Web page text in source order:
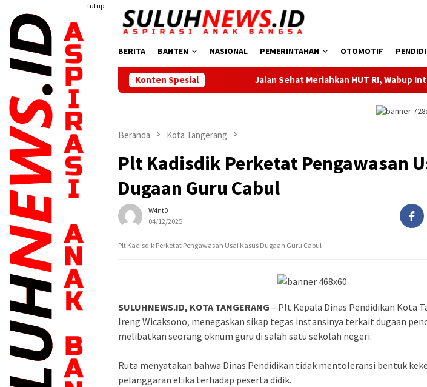
konten
tutup
BERITA BANTEN NASIONAL PEMERINTAHAN OTOMOTIF
Konten SpesialJalan Sehat Meriahkan HUT RI, Wabup Intan Ingatkan
Beranda Kota Tangerang
Plt Kadisdik Perketat Pengawasan
Dugaan Guru Cabul ‎
W4nt0
04/12/2025
Plt Kadisdik Perketat Pengawasan Usai Kasus Dugaan Guru Cabul ‎
SULUHNEWS.ID, KOTA TANGERANG – Plt Kepala Dinas Pendidikan Kota
Ireng Wicaksono, menegaskan sikap tegas instansinya terkait dugaan
melibatkan seorang oknum guru di salah satu sekolah negeri.
‎Ruta menyatakan bahwa Dinas Pendidikan tidak mentoleransi bentuk
pelanggaran etika terhadap peserta didik.